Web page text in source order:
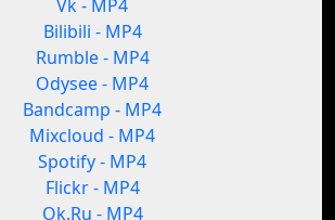
Vk - MP4
Bilibili - MP4
Rumble - MP4
Odysee - MP4
Bandcamp - MP4
Mixcloud - MP4
Spotify - MP4
Flickr - MP4
Ok.Ru - MP4